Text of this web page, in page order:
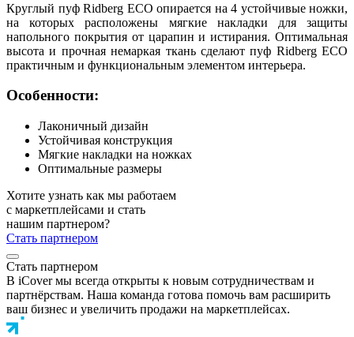
Круглый пуф Ridberg ECO опирается на 4 устойчивые ножки,
на которых расположены мягкие накладки для защиты
напольного покрытия от царапин и истирания. Оптимальная
высота и прочная немаркая ткань сделают пуф Ridberg ECO
практичным и функциональным элементом интерьера.
Особенности:
Лаконичный дизайн
Устойчивая конструкция
Мягкие накладки на ножках
Оптимальные размеры
Хотите узнать как мы работаем
с маркетплейсами и стать
нашим партнером?
Стать партнером
Стать партнером
В iCover мы всегда открыты к новым сотрудничествам и
партнёрствам. Наша команда готова помочь вам расширить
ваш бизнес и увеличить продажи на маркетплейсах.